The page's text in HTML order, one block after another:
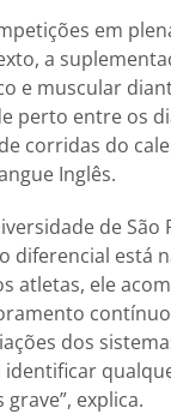
em
a
e muscular
perto entre os
corridas do
Inglês.
de São
diferencial está
atletas, ele
dos
identificar
explica.